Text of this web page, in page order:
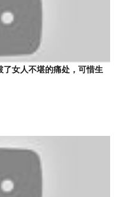
了女人不堪的痛处，可惜生